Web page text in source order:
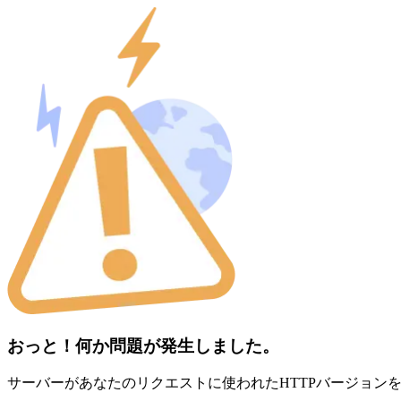
おっと！何か問題が発生しました。
サーバーがあなたのリクエストに使われたHTTPバージョン